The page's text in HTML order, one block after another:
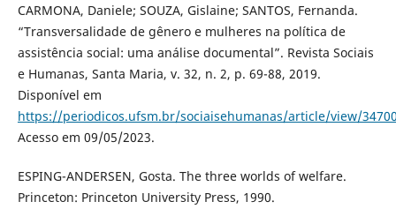
CARMONA, Daniele; SOUZA, Gislaine; SANTOS, Fernanda.
“Transversalidade de gênero e mulheres na política de
assistência social: uma análise documental”. Revista Sociais
e Humanas, Santa Maria, v. 32, n. 2, p. 69-88, 2019.
Disponível em
https://periodicos.ufsm.br/sociaisehumanas/article/view/
Acesso em 09/05/2023.
ESPING-ANDERSEN, Gosta. The three worlds of welfare.
Princeton: Princeton University Press, 1990.